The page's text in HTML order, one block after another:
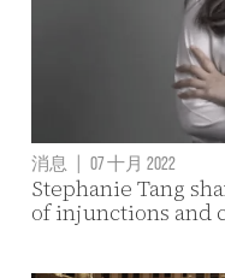
消息 | 07 十月 2022
Stephanie Tang
of injunctions and